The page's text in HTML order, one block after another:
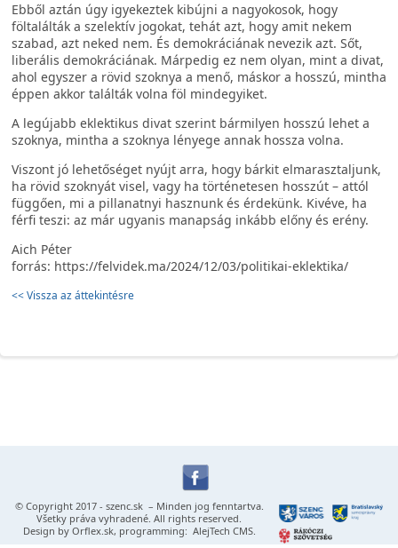
Ebből aztán úgy igyekeztek kibújni a nagyokosok, hogy
föltalálták a szelektív jogokat, tehát azt, hogy amit nekem
szabad, azt neked nem. És demokráciának nevezik azt. Sőt,
liberális demokráciának. Márpedig ez nem olyan, mint a divat,
ahol egyszer a rövid szoknya a menő, máskor a hosszú, mintha
éppen akkor találták volna föl mindegyiket.
A legújabb eklektikus divat szerint bármilyen hosszú lehet a
szoknya, mintha a szoknya lényege annak hossza volna.
Viszont jó lehetőséget nyújt arra, hogy bárkit elmarasztaljunk,
ha rövid szoknyát visel, vagy ha történetesen hosszút – attól
függően, mi a pillanatnyi hasznunk és érdekünk. Kivéve, ha
férfi teszi: az már ugyanis manapság inkább előny és erény.
Aich Péter
forrás: https://felvidek.ma/2024/12/03/politikai-eklektika/
<< Vissza az áttekintésre
© Copyright 2017 - szenc.sk– Minden jog fenntartva.
Všetky práva vyhradené. All rights reserved.
Design by Orflex.sk, programming: AlejTech CMS.